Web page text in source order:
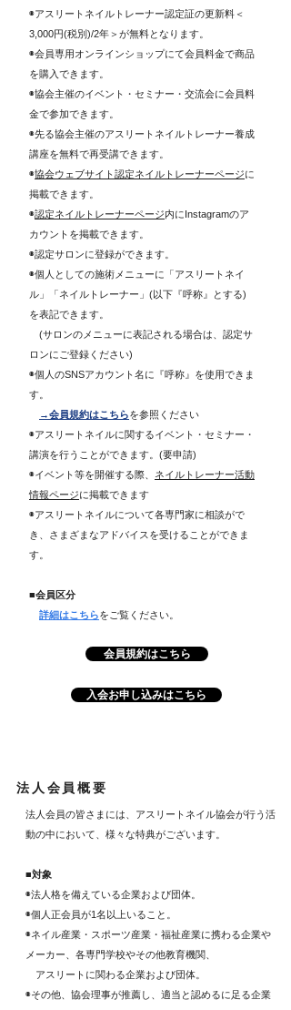
◉アスリートネイルトレーナー認定証の更新料＜
3,000円(税別)/2年＞が無料となります。
◉会員専用オンラインショップにて会員料金で商品
を購入できます。
◉協会主催のイベント・セミナー・交流会に会員料
金で参加できます。
◉先る協会主催のアスリートネイルトレーナー養成
講座を無料で再受講できます。
◉協会ウェブサイト認定ネイルトレーナーページに
掲載できます。
◉認定ネイルトレーナーページ内にInstagramのア
カウントを掲載できます。
◉認定サロンに登録ができます。
◉個人としての施術メニューに「アスリートネイ
ル」「ネイルトレーナー」(以下『呼称』とする)
を表記できます。
(サロンのメ ニューに表記される場合は、認定サ
ロンにご登録ください)
◉個人のSNSアカウント名に『呼称』を使用できま
す。
→会員規約はこちらを参照ください
◉アスリートネイルに関するイベント・セミナー・
講演を行うことができます。(要申請)
◉イベント等を開催する際、 ネイルトレーナー活動
情報ページに掲載できます
◉アスリートネイルについて各専門家に相談がで
き、さまざまなアドバイスを受けることができま
す。
■会員区分
詳細はこちらをご覧ください。
会員規約はこちら
入会お申し込みはこちら
法人会員概要
法人会員の皆さまには、アスリートネイル協会が行う活
動の中において、様々な特典がございます。
■対象
◉法人格を備えている企業および団体。
◉個人正会員が1名以上いること。
◉ネイル産業・スポーツ産業・福祉産業に携わる企業や
メーカー、各専門学校やその他教育機関、
アスリートに関わる企業お よび団体。
◉その他、協会理事が推薦し、適当と認めるに足る企業